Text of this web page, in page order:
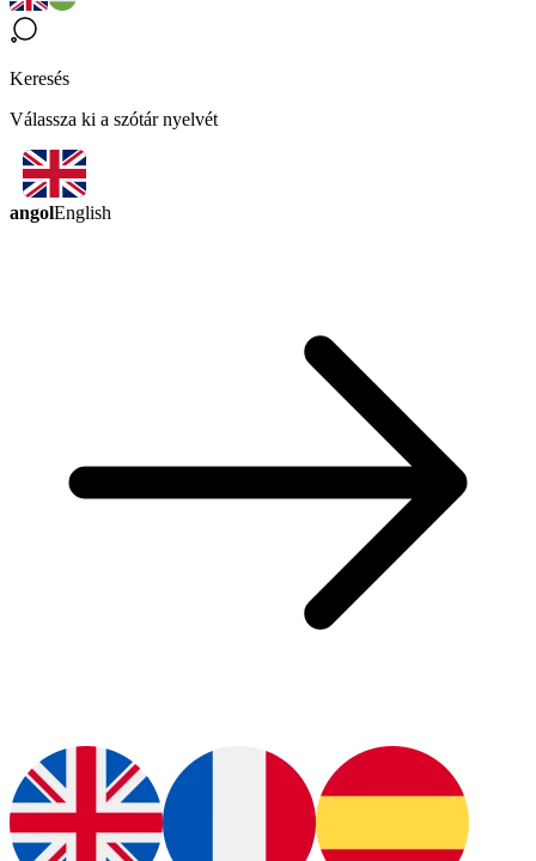
Keresés
Válassza ki a szótár nyelvét
angolEnglish